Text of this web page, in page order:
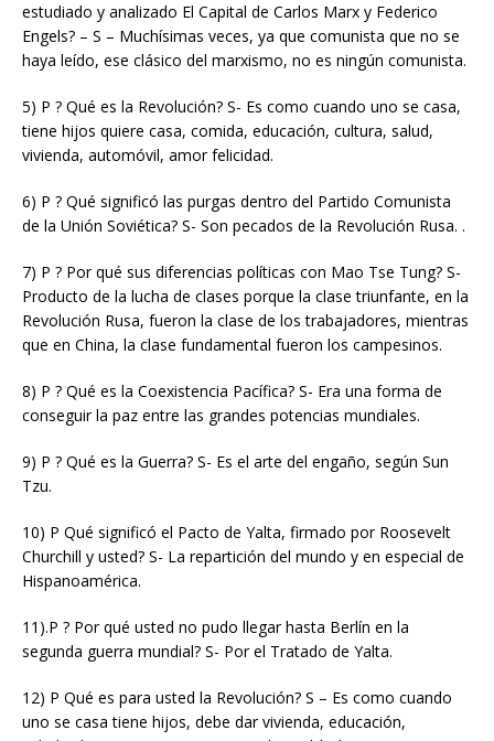
estudiado y analizado El Capital de Carlos Marx y Federico
Engels? – S – Muchísimas veces, ya que comunista que no se
haya leído, ese clásico del marxismo, no es ningún comunista.
5) P ? Qué es la Revolución? S- Es como cuando uno se casa,
tiene hijos quiere casa, comida, educación, cultura, salud,
vivienda, automóvil, amor felicidad.
6) P ? Qué significó las purgas dentro del Partido Comunista
de la Unión Soviética? S- Son pecados de la Revolución Rusa. .
7) P ? Por qué sus diferencias políticas con Mao Tse Tung? S-
Producto de la lucha de clases porque la clase triunfante, en la
Revolución Rusa, fueron la clase de los trabajadores, mientras
que en China, la clase fundamental fueron los campesinos.
8) P ? Qué es la Coexistencia Pacífica? S- Era una forma de
conseguir la paz entre las grandes potencias mundiales.
9) P ? Qué es la Guerra? S- Es el arte del engaño, según Sun
Tzu.
10) P Qué significó el Pacto de Yalta, firmado por Roosevelt
Churchill y usted? S- La repartición del mundo y en especial de
Hispanoamérica.
11).P ? Por qué usted no pudo llegar hasta Berlín en la
segunda guerra mundial? S- Por el Tratado de Yalta.
12) P Qué es para usted la Revolución? S – Es como cuando
uno se casa tiene hijos, debe dar vivienda, educación,